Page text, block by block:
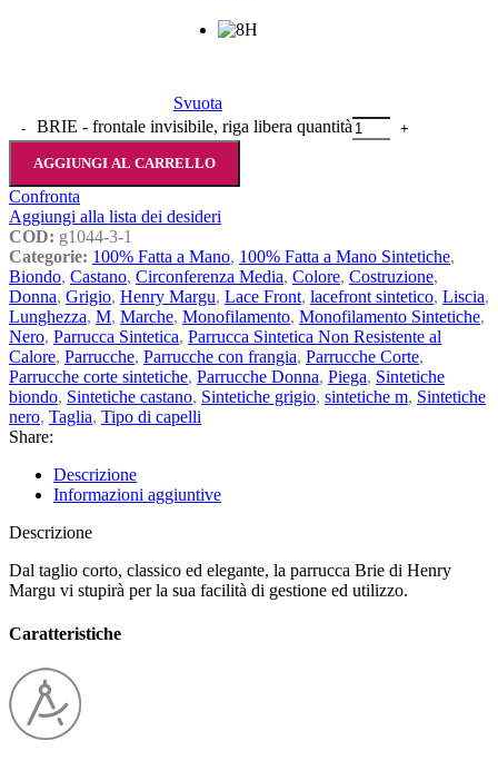
Svuota
BRIE - frontale invisibile, riga libera quantità
AGGIUNGI AL CARRELLO
Confronta
Aggiungi alla lista dei desideri
COD: g1044-3-1
Categorie: 100% Fatta a Mano, 100% Fatta a Mano Sintetiche,
Biondo, Castano, Circonferenza Media, Colore, Costruzione,
Donna, Grigio, Henry Margu, Lace Front, lacefront sintetico, Liscia,
Lunghezza, M, Marche, Monofilamento, Monofilamento Sintetiche,
Nero, Parrucca Sintetica, Parrucca Sintetica Non Resistente al
Calore, Parrucche, Parrucche con frangia, Parrucche Corte,
Parrucche corte sintetiche, Parrucche Donna, Piega, Sintetiche
biondo, Sintetiche castano, Sintetiche grigio, sintetiche m, Sintetiche
nero, Taglia, Tipo di capelli
Share:
Descrizione
Informazioni aggiuntive
Descrizione
Dal taglio corto, classico ed elegante, la parrucca Brie di Henry
Margu vi stupirà per la sua facilità di gestione ed utilizzo.
Caratteristiche